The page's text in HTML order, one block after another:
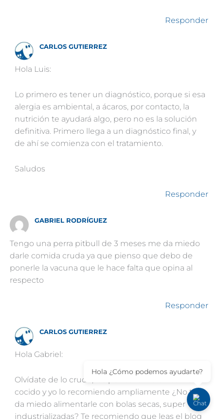
Responder
CARLOS GUTIERREZ
Hola Luis:
Lo primero es tener un diagnóstico, porque si esa
alergia es ambiental, a ácaros, por contacto, la
nutrición te ayudará algo, pero no es la solución
definitiva. Primero llega a un diagnóstico final, y
de ahí se comienza con el tratamiento.
Saludos
Responder
GABRIEL RODRÍGUEZ
Tengo una perra pitbull de 3 meses me da miedo
darle comida cruda ya que pienso que debo de
ponerle la vacuna que le hace falta que opina al
respecto
Responder
CARLOS GUTIERREZ
Hola Gabriel:
Olvídate de lo crudo, los perros también comen
cocido y yo lo recomiendo ampliamente ¿No te
da miedo alimentarle con bolas secas, super
industrializadas? Te recomiendo que leas el blog
Hola ¿Cómo podemos ayudarte?